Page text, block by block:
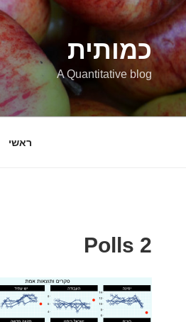
דילוג
לתוכן
כמותית
A Quantitative blog
ראשי
Polls 2